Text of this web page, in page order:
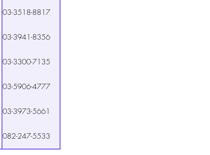
03-3518-8817
03-3941-8356
03-3300-7135
03-5906-4777
03-3973-5661
082-247-5533